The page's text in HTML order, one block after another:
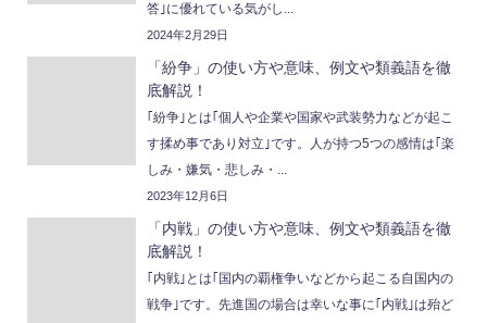
答｣に優れている気がし...
2024年2月29日
「紛争」の使い方や意味、例文や類義語を徹
底解説！
｢紛争｣とは｢個人や企業や国家や武装勢力などが起こ
す揉め事であり対立｣です。人が持つ5つの感情は｢楽
しみ・嫌気・悲しみ・...
2023年12月6日
「内戦」の使い方や意味、例文や類義語を徹
底解説！
｢内戦｣とは｢国内の覇権争いなどから起こる自国内の
戦争｣です。先進国の場合は幸いな事に｢内戦｣は殆ど